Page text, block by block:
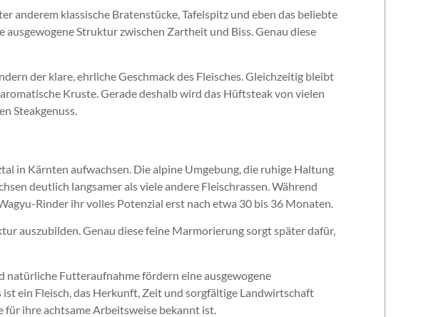
anderem klassische Bratenstücke, Tafelspitz und eben das beliebte
Struktur zwischen Zartheit und Biss. Genau diese
der klare, ehrliche Geschmack des Fleisches. Gleichzeitig bleibt
Kruste. Gerade deshalb wird das Hüftsteak von vielen
Steakgenuss.
in Kärnten aufwachsen. Die alpine Umgebung, die ruhige Haltung
deutlich langsamer als viele andere Fleischrassen. Während
Rinder ihr volles Potenzial erst nach etwa 30 bis 36 Monaten.
auszubilden. Genau diese feine Marmorierung sorgt später dafür,
natürliche Futteraufnahme fördern eine ausgewogene
ein Fleisch, das Herkunft, Zeit und sorgfältige Landwirtschaft
ihre achtsame Arbeitsweise bekannt ist.